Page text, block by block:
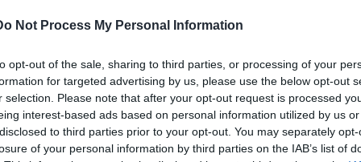
Not Process My Personal Information
opt-out of the sale, sharing to third parties, or processing of your
for targeted advertising by us, please use the below opt-out
selection. Please note that after your opt-out request is processed
interest-based ads based on personal information utilized by us
to third parties prior to your opt-out. You may separately
of your personal information by third parties on the IAB’s list of
ευκαιριών και επαγγελματικών εμπειριών, στείλτε
Διεύθυνση Ανθρώπινου Δυναμικού ακολουθώντας
Όμιλο Επιχειρήσεων Σαρακάκη
Honda Moto